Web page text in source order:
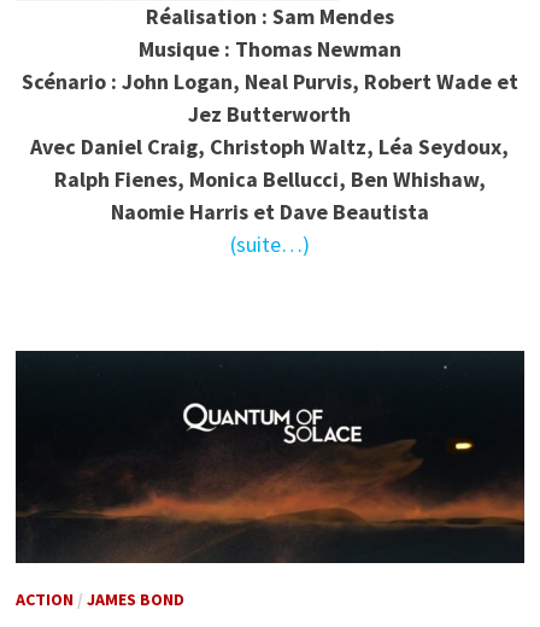
Réalisation : Sam Mendes
Musique : Thomas Newman
Scénario : John Logan, Neal Purvis, Robert Wade et
Jez Butterworth
Avec Daniel Craig, Christoph Waltz, Léa Seydoux,
Ralph Fienes, Monica Bellucci, Ben Whishaw,
Naomie Harris et Dave Beautista
(suite…)
ACTION/ JAMES BOND